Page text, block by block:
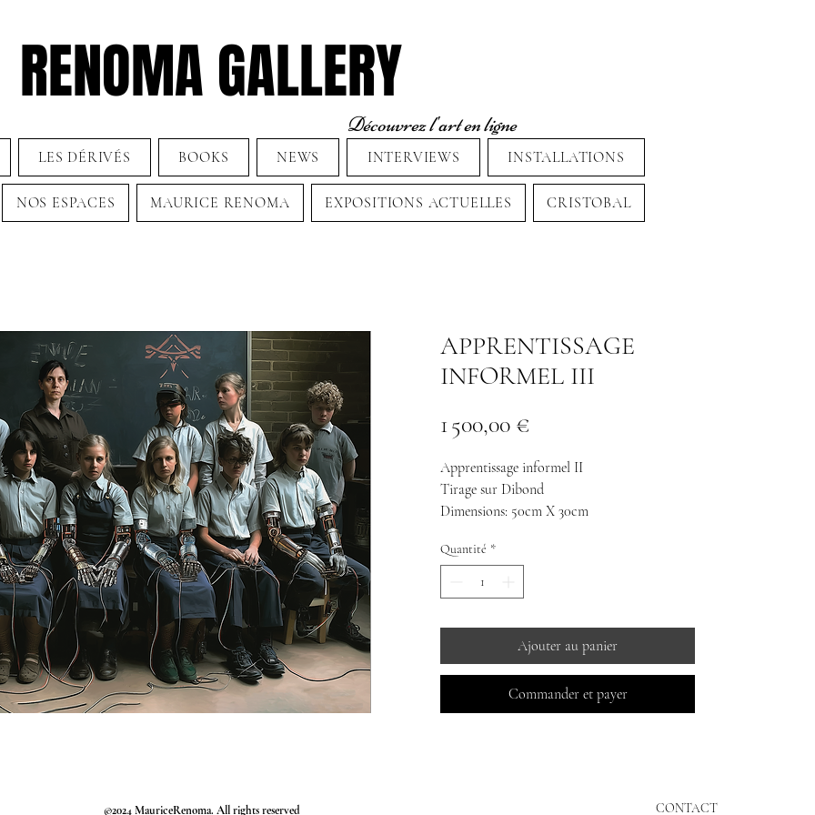
RENOMA GALLERY
Découvrez l'art en ligne
LES DÉRIVÉS BOOKS NEWS INTERVIEWS INSTALLATIONS
NOS ESPACES MAURICE RENOMA EXPOSITIONS ACTUELLES CRISTOBAL
APPRENTISSAGE
INFORMEL III
1 500,00 €
Apprentissage informel II
Tirage sur Dibond
Dimensions: 50cm X 30cm
©mauricerenoma2025
Quantité *
Ajouter au panier
Commander et payer
©2024 MauriceRenoma. All rights reserved CONTACT